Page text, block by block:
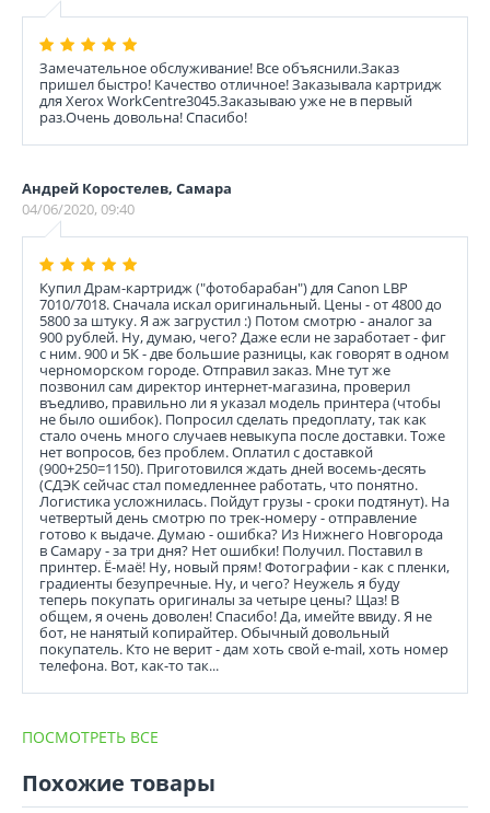
Замечательное обслуживание! Все объяснили.Заказ
пришел быстро! Качество отличное! Заказывала картридж
для Xerox WorkCentre3045.Заказываю уже не в первый
раз.Очень довольна! Спасибо!
Андрей Коростелев, Самара
04/06/2020, 09:40
Купил Драм-картридж ("фотобарабан") для Canon LBP
7010/7018. Сначала искал оригинальный. Цены - от 4800 до
5800 за штуку. Я аж загрустил :) Потом смотрю - аналог за
900 рублей. Ну, думаю, чего? Даже если не заработает - фиг
с ним. 900 и 5К - две большие разницы, как говорят в одном
черноморском городе. Отправил заказ. Мне тут же
позвонил сам директор интернет-магазина, проверил
въедливо, правильно ли я указал модель принтера (чтобы
не было ошибок). Попросил сделать предоплату, так как
стало очень много случаев невыкупа после доставки. Тоже
нет вопросов, без проблем. Оплатил с доставкой
(900+250=1150). Приготовился ждать дней восемь-десять
(СДЭК сейчас стал помедленнее работать, что понятно.
Логистика усложнилась. Пойдут грузы - сроки подтянут). На
четвертый день смотрю по трек-номеру - отправление
готово к выдаче. Думаю - ошибка? Из Нижнего Новгорода
в Самару - за три дня? Нет ошибки! Получил. Поставил в
принтер. Ё-маё! Ну, новый прям! Фотографии - как с пленки,
градиенты безупречные. Ну, и чего? Неужель я буду
теперь покупать оригиналы за четыре цены? Щаз! В
общем, я очень доволен! Спасибо! Да, имейте ввиду. Я не
бот, не нанятый копирайтер. Обычный довольный
покупатель. Кто не верит - дам хоть свой e-mail, хоть номер
телефона. Вот, как-то так...
ПОСМОТРЕТЬ ВСЕ
Похожие товары